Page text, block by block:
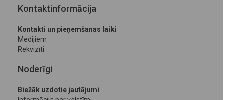
Kontaktinformācija
Kontakti un pieņemšanas laiki
Medijiem
Rekvizīti
Noderīgi
Biežāk uzdotie jautājumi